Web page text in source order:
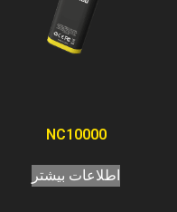
NC10000
اطلاعات بیشتر